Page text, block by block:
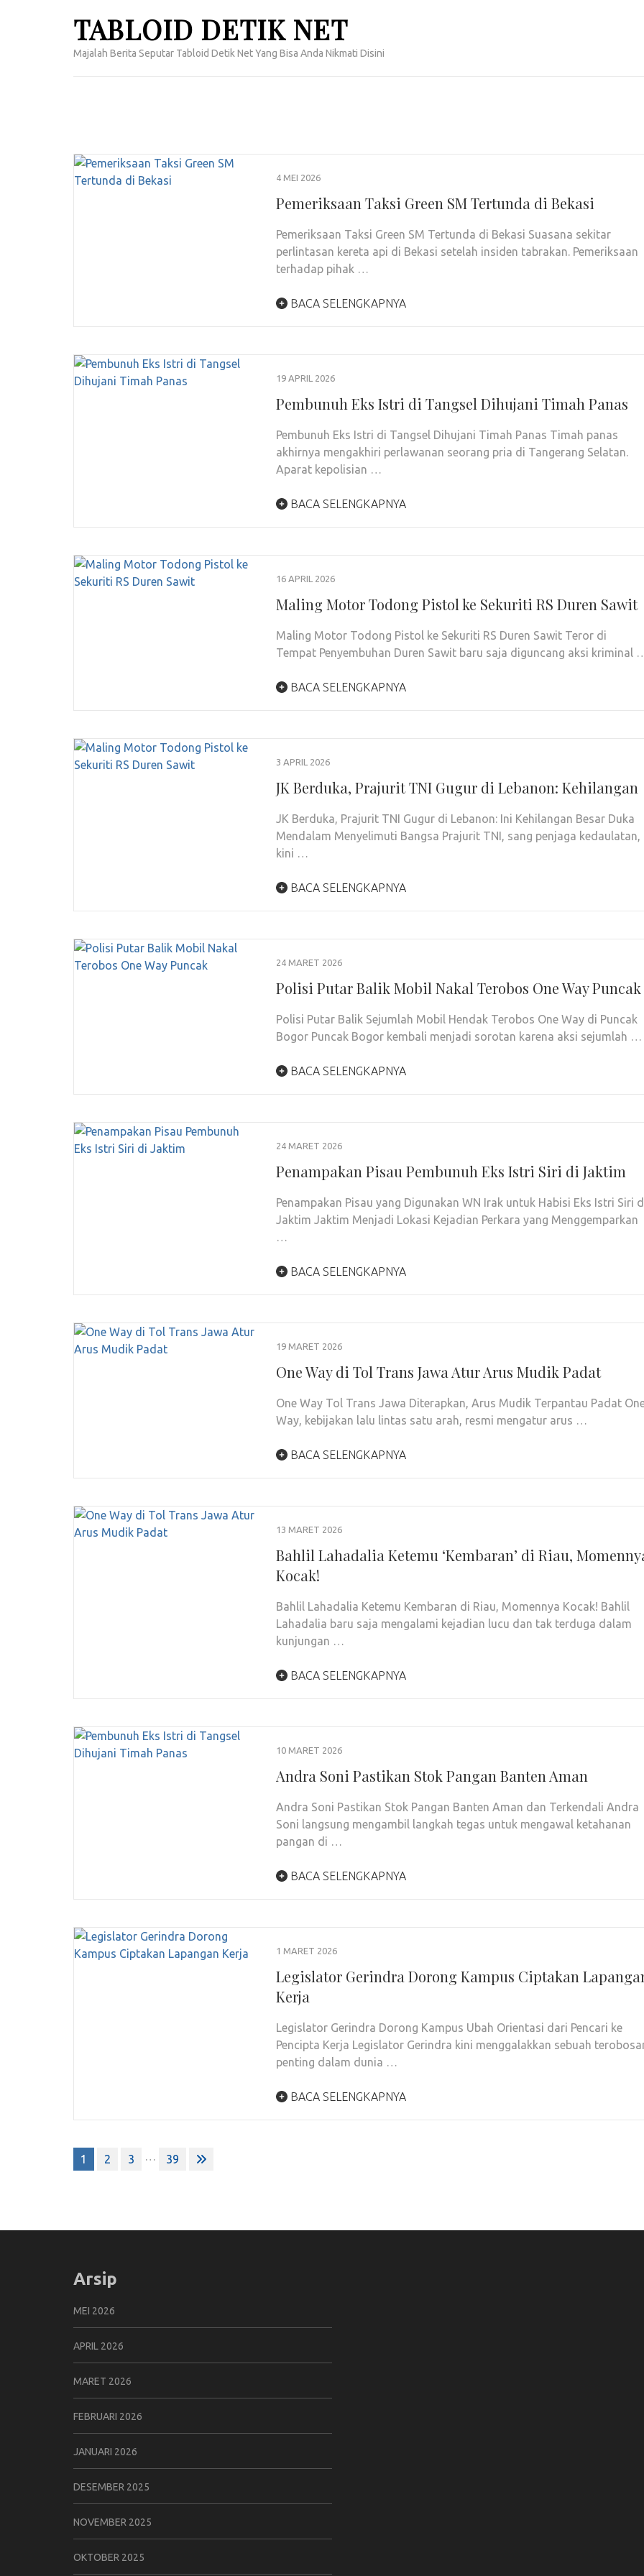
TABLOID DETIK NET
Majalah Berita Seputar Tabloid Detik Net Yang Bisa Anda Nikmati Disini
4 MEI 2026
Pemeriksaan Taksi Green SM Tertunda di Bekasi
Pemeriksaan Taksi Green SM Tertunda di Bekasi Suasana sekitar
perlintasan kereta api di Bekasi setelah insiden tabrakan. Pemeriksaan
terhadap pihak …
BACA SELENGKAPNYA
19 APRIL 2026
Pembunuh Eks Istri di Tangsel Dihujani Timah Panas
Pembunuh Eks Istri di Tangsel Dihujani Timah Panas Timah panas
akhirnya mengakhiri perlawanan seorang pria di Tangerang Selatan.
Aparat kepolisian …
BACA SELENGKAPNYA
16 APRIL 2026
Maling Motor Todong Pistol ke Sekuriti RS Duren Sawit
Maling Motor Todong Pistol ke Sekuriti RS Duren Sawit Teror di
Tempat Penyembuhan Duren Sawit baru saja diguncang aksi kriminal
BACA SELENGKAPNYA
3 APRIL 2026
JK Berduka, Prajurit TNI Gugur di Lebanon: Kehilangan
JK Berduka, Prajurit TNI Gugur di Lebanon: Ini Kehilangan Besar Duka
Mendalam Menyelimuti Bangsa Prajurit TNI, sang penjaga kedaulatan,
kini …
BACA SELENGKAPNYA
24 MARET 2026
Polisi Putar Balik Mobil Nakal Terobos One Way Puncak
Polisi Putar Balik Sejumlah Mobil Hendak Terobos One Way di Puncak
Bogor Puncak Bogor kembali menjadi sorotan karena aksi sejumlah …
BACA SELENGKAPNYA
24 MARET 2026
Penampakan Pisau Pembunuh Eks Istri Siri di Jaktim
Penampakan Pisau yang Digunakan WN Irak untuk Habisi Eks Istri Siri
Jaktim Jaktim Menjadi Lokasi Kejadian Perkara yang Menggemparkan
…
BACA SELENGKAPNYA
19 MARET 2026
One Way di Tol Trans Jawa Atur Arus Mudik Padat
One Way Tol Trans Jawa Diterapkan, Arus Mudik Terpantau Padat
Way, kebijakan lalu lintas satu arah, resmi mengatur arus …
BACA SELENGKAPNYA
13 MARET 2026
Bahlil Lahadalia Ketemu ‘Kembaran’ di Riau,
Kocak!
Bahlil Lahadalia Ketemu Kembaran di Riau, Momennya Kocak! Bahlil
Lahadalia baru saja mengalami kejadian lucu dan tak terduga dalam
kunjungan …
BACA SELENGKAPNYA
10 MARET 2026
Andra Soni Pastikan Stok Pangan Banten Aman
Andra Soni Pastikan Stok Pangan Banten Aman dan Terkendali Andra
Soni langsung mengambil langkah tegas untuk mengawal ketahanan
pangan di …
BACA SELENGKAPNYA
1 MARET 2026
Legislator Gerindra Dorong Kampus Ciptakan
Kerja
Legislator Gerindra Dorong Kampus Ubah Orientasi dari Pencari ke
Pencipta Kerja Legislator Gerindra kini menggalakkan sebuah
penting dalam dunia …
BACA SELENGKAPNYA
Paginasi
pos
1 2 3 … 39
Arsip
MEI 2026
APRIL 2026
MARET 2026
FEBRUARI 2026
JANUARI 2026
DESEMBER 2025
NOVEMBER 2025
OKTOBER 2025